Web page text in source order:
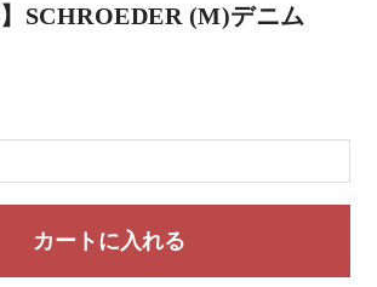
】SCHROEDER (M)デニム